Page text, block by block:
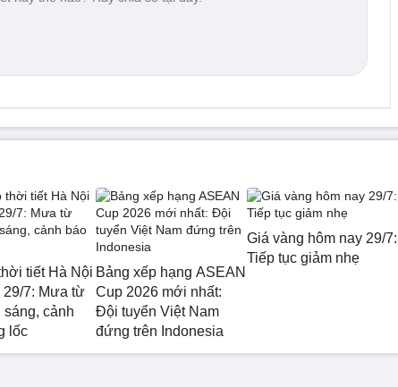
tiết Hà Nội
29/7: Mưa từ
sáng, cảnh
lốc
Bảng xếp hạng ASEAN
Cup 2026 mới nhất:
Đội tuyển Việt Nam
đứng trên Indonesia
Giá vàng hôm nay 29/7:
Tiếp tục giảm nhẹ